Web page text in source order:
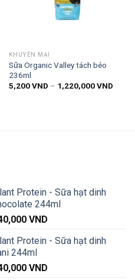
KHUYẾN MẠI
Sữa Organic Valley tách béo
236ml
5,200VND – 1,220,000VND
Protein - Sữa hạt dinh
244ml
VND
từ
Protein - Sữa hạt dinh
244ml
VND